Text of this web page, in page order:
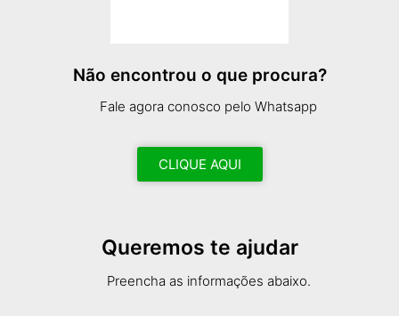
Não encontrou o que procura?
Fale agora conosco pelo Whatsapp
CLIQUE AQUI
Queremos te ajudar
Preencha as informações abaixo.